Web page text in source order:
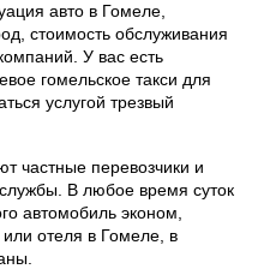
авто в Гомеле,
стоимость обслуживания
У вас есть
гомельское такси для
услугой трезвый
частные перевозчики и
В любое время суток
автомобиль эконом,
отеля в Гомеле, в